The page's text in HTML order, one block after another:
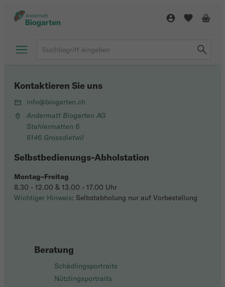
Beratung
Schädlingsportraits
Nützlingsportraits
Kontaktieren Sie uns
info@biogarten.ch
Andermatt Biogarten AG
Stahlermatten 6
6146 Grossdietwil
Selbstbedienungs-Abholstation
Montag–Freitag
8.30 - 12.00 & 13.00 - 17.00 Uhr
Wichtiger Hinweis: Selbstabholung nur auf Vorbestellung